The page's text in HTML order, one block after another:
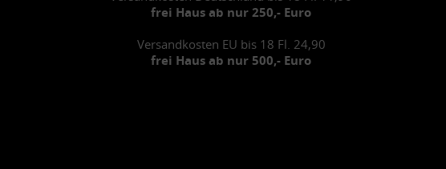
frei Haus ab nur 250,- Euro
Versandkosten EU bis 18 Fl. 24,90
frei Haus ab nur 500,- Euro